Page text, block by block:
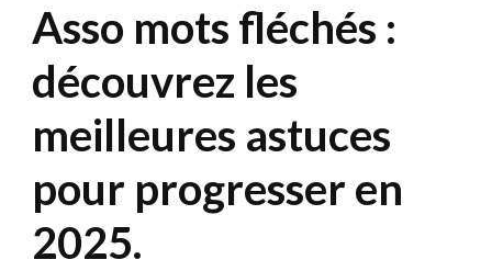
Asso mots fléchés :
découvrez les
meilleures astuces
pour progresser en
2025.